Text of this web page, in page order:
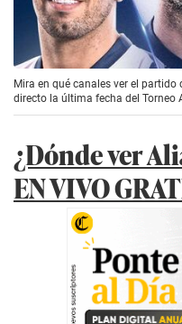
Mira en qué canales ver el partido
directo la última fecha del Torneo
¿Dónde ver
EN VIVO